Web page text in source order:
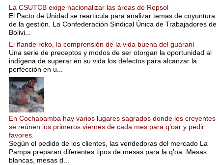
La CSUTCB exige nacionalizar las áreas de Repsol
El Pacto de Unidad se rearticula para analizar temas de coyuntura
de la gestión. La Confederación Sindical Única de Trabajadores de
Bolivi...
El ñande reko, la comprensión de la vida buena del guaraní
Una serie de preceptos y modos de ser otorgan la oportunidad al
indígena de superar en su vida los defectos para alcanzar la
perfección en u...
En Cochabamba hay varios lugares sagrados donde los creyentes
se reúnen los primeros viernes de cada mes para q’oar y pedir
favores.
Según el pedido de los clientes, las vendedoras del mercado La
Pampa preparan diferentes tipos de mesas para la q’oa. Mesas
blancas, mesas d...